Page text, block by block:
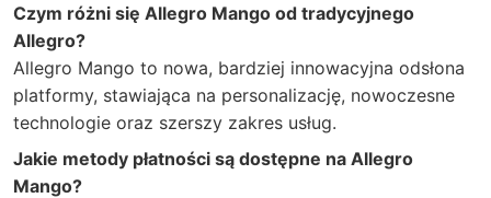
Czym różni się Allegro Mango od tradycyjnego
Allegro?
Allegro Mango to nowa, bardziej innowacyjna odsłona
platformy, stawiająca na personalizację, nowoczesne
technologie oraz szerszy zakres usług.
Jakie metody płatności są dostępne na Allegro
Mango?